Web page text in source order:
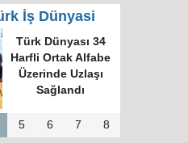
İş Dünyasi
Türk Dünyası 34
Harfli Ortak Alfabe
Üzerinde Uzlaşı
Sağlandı
5 6 7 8